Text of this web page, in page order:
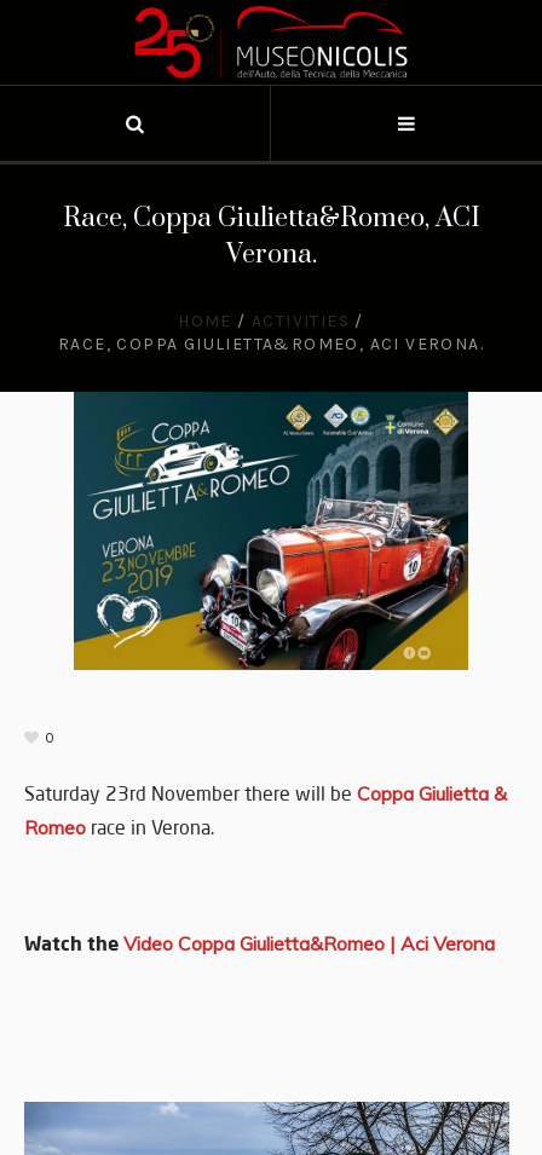
Race, Coppa Giulietta&Romeo, ACI
Verona.
HOME / ACTIVITIES /
RACE, COPPA GIULIETTA&ROMEO, ACI VERONA.
0
Saturday 23rd November there will be Coppa Giulietta &
Romeo race in Verona.
Watch the Video Coppa Giulietta&Romeo | Aci Verona